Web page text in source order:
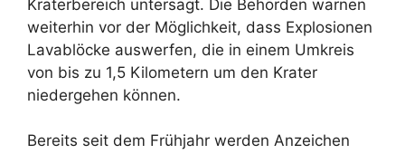
Kraterbereich untersagt. Die Behörden warnen
weiterhin vor der Möglichkeit, dass Explosionen
Lavablöcke auswerfen, die in einem Umkreis
von bis zu 1,5 Kilometern um den Krater
niedergehen können.
Bereits seit dem Frühjahr werden Anzeichen